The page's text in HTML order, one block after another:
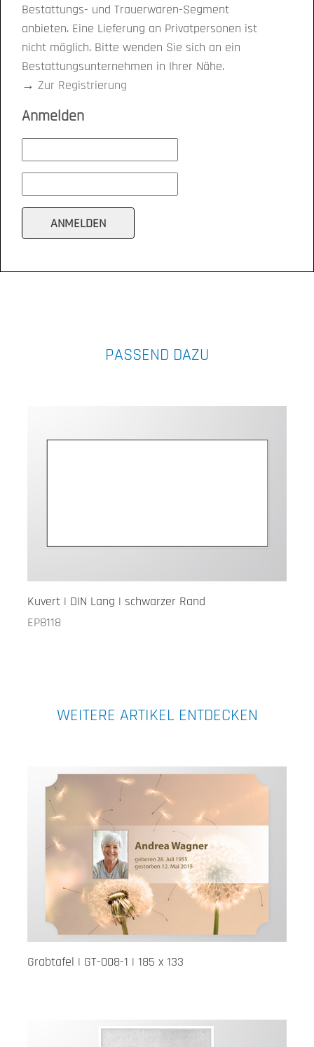
Bestattungs- und Trauerwaren-Segment
anbieten. Eine Lieferung an Privatpersonen ist
nicht möglich. Bitte wenden Sie sich an ein
Bestattungsunternehmen in Ihrer Nähe.
→ Zur Registrierung
Anmelden
PASSEND DAZU
Kuvert | DIN Lang | schwarzer Rand
EP8118
WEITERE ARTIKEL ENTDECKEN
Grabtafel | GT-008-1 | 185 x 133